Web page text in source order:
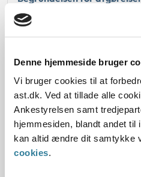
Denne hjemmeside bruger
Vi bruger cookies til at
ast.dk. Ved at tillade alle
Ankestyrelsen samt
hjemmesiden, blandt andet
kan altid ændre dit samtykke
cookies.
Baggrund for at
principmeddelelse:
Gældende regler
Den konkrete afgørelse: